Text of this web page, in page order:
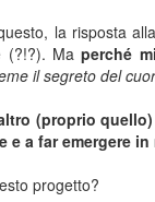
la risposta
(?!?). Maperché
il segreto del
(proprio
e a far emergere
progetto?